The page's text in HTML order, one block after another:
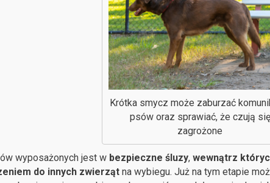
Krótka smycz może zaburzać
psów oraz sprawiać, że czują się
zagrożone
wyposażonych jest wbezpieczne śluzy, wewnątrz
do innych zwierząt na wybiegu. Już na tym etapie